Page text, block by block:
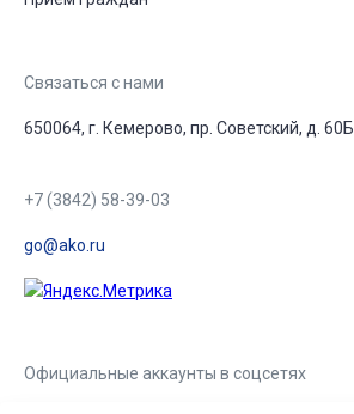
Связаться с нами
650064, г. Кемерово, пр. Советский, д. 60Б
+7 (3842) 58-39-03
go@ako.ru
Официальные аккаунты в соцсетях